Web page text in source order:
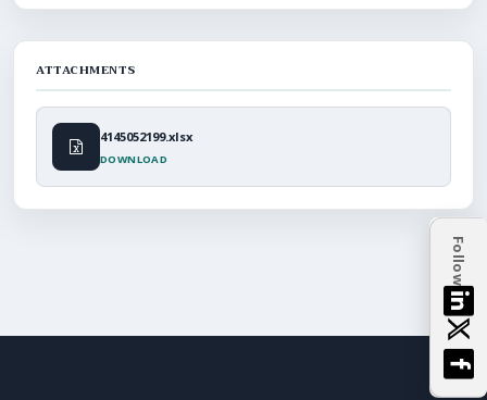
Follow
ATTACHMENTS
4145052199.xlsx
DOWNLOAD